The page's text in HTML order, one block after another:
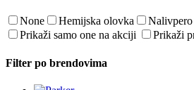
None Hemijska olovka Nalivpero
Prikaži samo one na akciji
Prikaži
Filter po brendovima